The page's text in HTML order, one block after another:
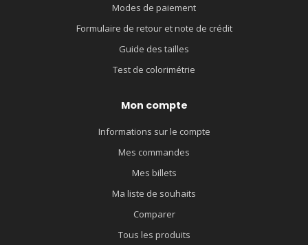
Modes de paiement
Formulaire de retour et note de crédit
Guide des tailles
Test de colorimétrie
Mon compte
Informations sur le compte
Mes commandes
Mes billets
Ma liste de souhaits
Comparer
Tous les produits